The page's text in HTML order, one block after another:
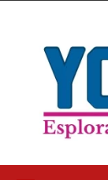
contenuto